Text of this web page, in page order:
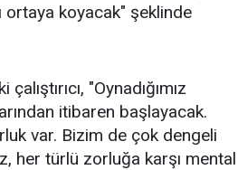
ortaya koyacak" şeklinde
"Oynadığımız
itibaren başlayacak.
var. Bizim de çok dengeli
her türlü zorluğa karşı mental